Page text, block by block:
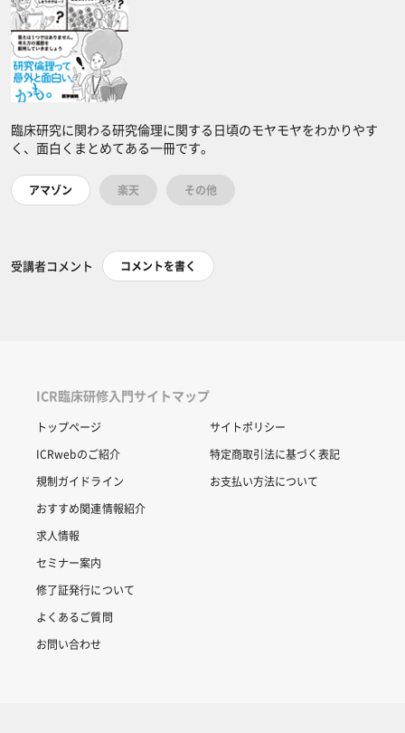
臨床研究に関わる研究倫理に関する日頃のモヤモヤをわかりやす
く、面白くまとめてある一冊です。
アマゾン 楽天 その他
受講者コメント コメントを書く
ICR臨床研修入門サイトマップ
トップページ
ICRwebのご紹介
規制ガイドライン
おすすめ関連情報紹介
求人情報
セミナー案内
修了証発行について
よくあるご質問
お問い合わせ
サイトポリシー
特定商取引法に基づく表記
お支払い方法について